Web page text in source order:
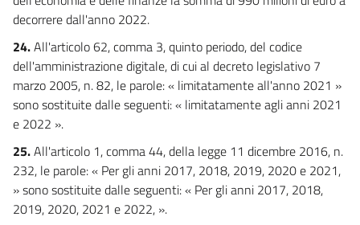
decorrere dall'anno 2022.
24.All'articolo 62, comma 3, quinto periodo, del codice
dell'amministrazione digitale, di cui al decreto legislativo 7
marzo 2005, n. 82, le parole: « limitatamente all'anno 2021 »
sono sostituite dalle seguenti: « limitatamente agli anni 2021
e 2022 ».
25.All'articolo 1, comma 44, della legge 11 dicembre 2016, n.
232, le parole: « Per gli anni 2017, 2018, 2019, 2020 e 2021,
» sono sostituite dalle seguenti: « Per gli anni 2017, 2018,
2019, 2020, 2021 e 2022, ».